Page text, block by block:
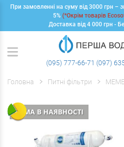
При замовленні на суму від 3000 грн –
5% (*Окрім товарів
Доставка від 4 000 грн -
(095) 777-66-71 (097)
Головна Питні фільтри
НЕМА В НАЯВНОСТІ